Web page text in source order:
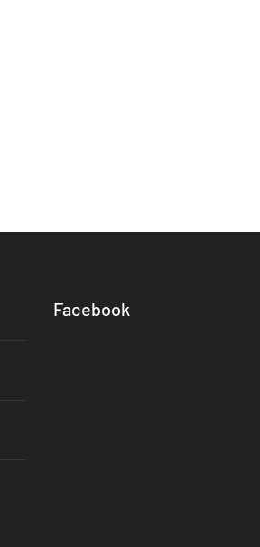
Facebook